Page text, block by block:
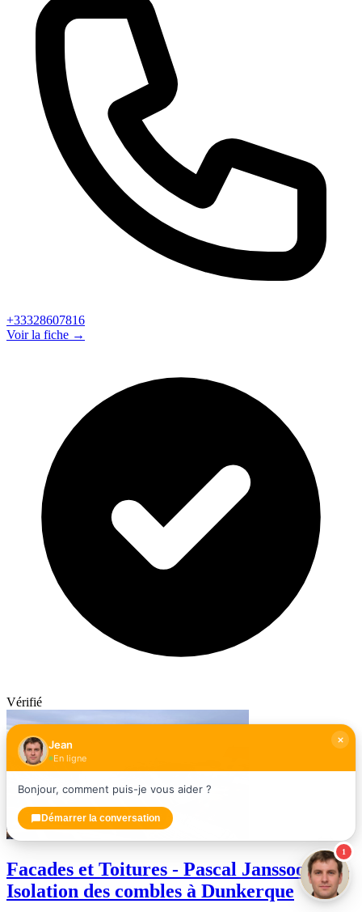
+33328607816
Voir la fiche →
Vérifié
Facades et Toitures - Pascal Janssoone —
Isolation des combles à Dunkerque
1
Jean
En ligne
Bonjour, comment puis-je vous aider ?
Démarrer la conversation